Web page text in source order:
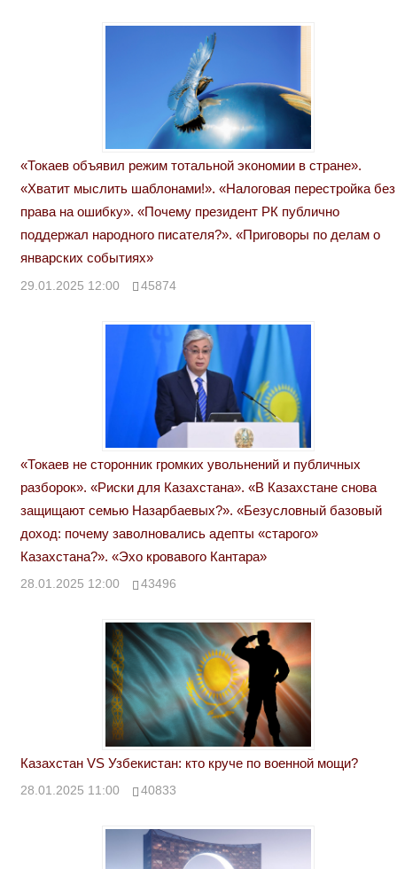
«Токаев объявил режим тотальной экономии в стране».
«Хватит мыслить шаблонами!». «Налоговая перестройка без
права на ошибку». «Почему президент РК публично
поддержал народного писателя?». «Приговоры по делам о
январских событиях»
29.01.2025 12:00 45874
«Токаев не сторонник громких увольнений и публичных
разборок». «Риски для Казахстана». «В Казахстане снова
защищают семью Назарбаевых?». «Безусловный базовый
доход: почему заволновались адепты «старого»
Казахстана?». «Эхо кровавого Кантара»
28.01.2025 12:00 43496
Казахстан VS Узбекистан: кто круче по военной мощи?
28.01.2025 11:00 40833